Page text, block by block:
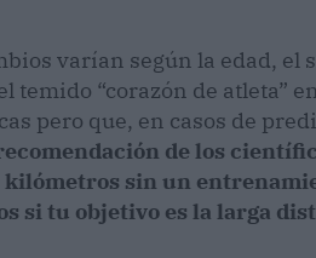
varían según la edad, el
temido “corazón de atleta”
pero que, en casos de
de los
sin un
si tu objetivo es la larga